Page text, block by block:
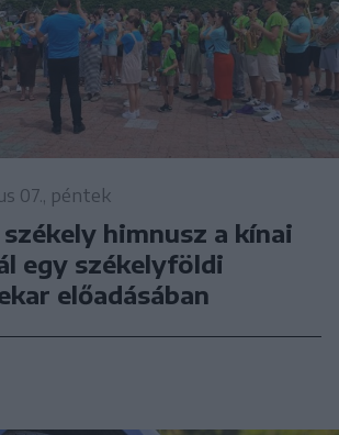
07., péntek
himnusz a kínai
egy székelyföldi
előadásában